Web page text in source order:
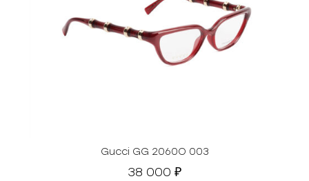
Gucci GG 2060O 003
38 000 ₽